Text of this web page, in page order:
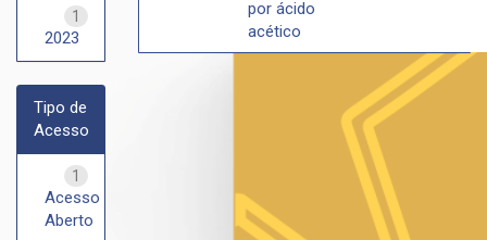
por ácido
acético
1
2023
Tipo de
Acesso
1
Acesso
Aberto